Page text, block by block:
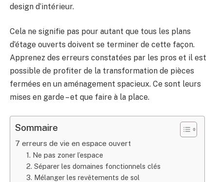
design d’intérieur.
Cela ne signifie pas pour autant que tous les plans
d’étage ouverts doivent se terminer de cette façon.
Apprenez des erreurs constatées par les pros et il est
possible de profiter de la transformation de pièces
fermées en un aménagement spacieux. Ce sont leurs
mises en garde – et que faire à la place.
Sommaire
7 erreurs de vie en espace ouvert
1. Ne pas zoner l’espace
2. Séparer les domaines fonctionnels clés
3. Mélanger les revêtements de sol